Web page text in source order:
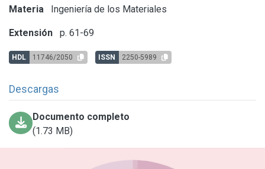
Materia Ingeniería de los Materiales
Extensión p. 61-69
HDL 11746/2050 ISSN 2250-5989
Descargas
Documento completo
(1.73 MB)